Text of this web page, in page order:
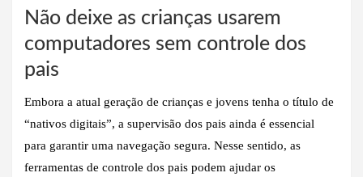
Não deixe as crianças usarem
computadores sem controle dos
pais
Embora a atual geração de crianças e jovens tenha o título de
“nativos digitais”, a supervisão dos pais ainda é essencial
para garantir uma navegação segura. Nesse sentido, as
ferramentas de controle dos pais podem ajudar os